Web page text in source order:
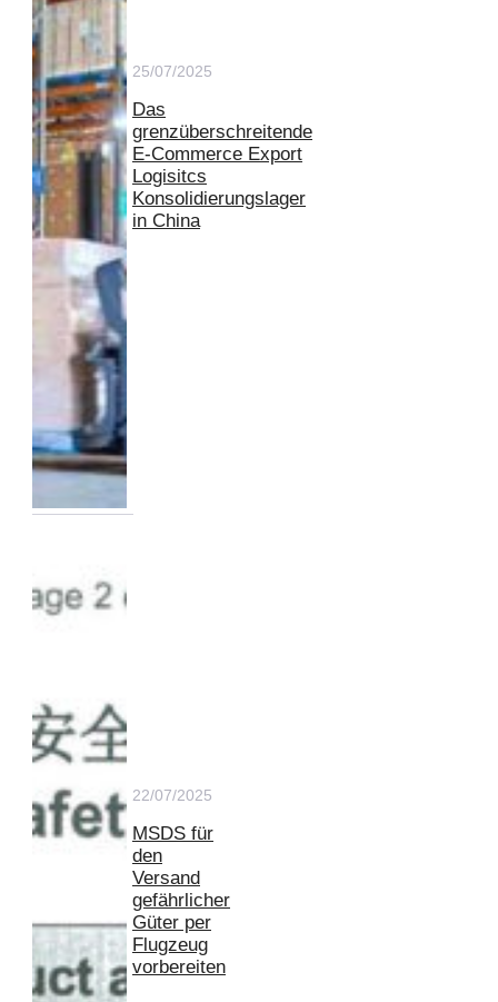
25/07/2025
Das
grenzüberschreitende
E-Commerce Export
Logisitcs
Konsolidierungslager
in China
22/07/2025
MSDS für
den
Versand
gefährlicher
Güter per
Flugzeug
vorbereiten